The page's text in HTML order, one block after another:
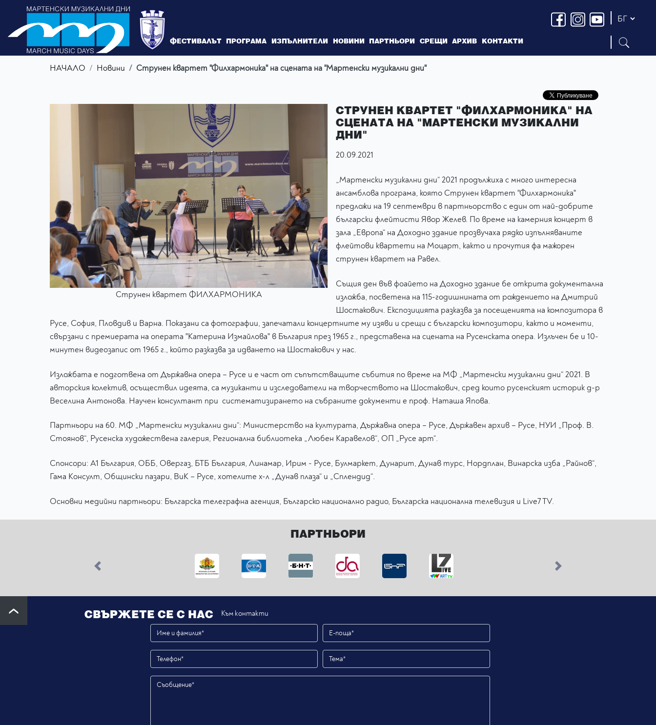
ФЕСТИВАЛЪТ ПРОГРАМА ИЗПЪЛНИТЕЛИ НОВИНИ ПАРТНЬОРИ СРЕЩИ АРХИВ КОНТАКТИ
НАЧАЛО Новини Струнен квартет "Филхармоника" на сцената на "Мартенски музикални дни"
Струнен квартет ФИЛХАРМОНИКА
СТРУНЕН КВАРТЕТ "ФИЛХАРМОНИКА" НА
СЦЕНАТА НА "МАРТЕНСКИ МУЗИКАЛНИ
ДНИ"
20.09.2021
„Мартенски музикални дни“ 2021 продължиха с много интересна
ансамблова програма, която Струнен квартет "Филхармоника"
предложи на 19 септември в партньорство с един от най-добрите
български флейтисти Явор Желев. По време на камерния концерт в
зала „Европа“ на Доходно здание прозвучаха рядко изпълняваните
флейтови квартети на Моцарт, както и прочутия фа мажорен
струнен квартет на Равел.
Същия ден във фоайето на Доходно здание бе открита документална
изложба, посветена на 115-годишнината от рождението на Дмитрий
Шостакович. Експозицията разказва за посещенията на композитора в
Русе, София, Пловдив и Варна. Показани са фотографии, запечатали концертните му изяви и срещи с български композитори, както и моменти,
свързани с премиерата на операта "Катерина Измайлова" в България през 1965 г., представена на сцената на Русенската опера. Излъчен бе и 10-
минутен видеозапис от 1965 г., който разказва за идването на Шостакович у нас.
Изложбата е подготвена от Държавна опера – Русе и е част от съпътстващите събития по време на МФ „Мартенски музикални дни“ 2021. В
авторския колектив, осъществил идеята, са музиканти и изследователи на творчеството на Шостакович, сред които русенският историк д-р
Веселина Антонова. Научен консултант при систематизирането на събраните документи е проф. Наташа Япова.
Партньори на 60. МФ „Мартенски музикални дни“: Министерство на културата, Държавна опера – Русе, Държавен архив – Русе, НУИ „Проф. В.
Стоянов“, Русенска художествена галерия, Регионална библиотека „Любен Каравелов“, ОП „Русе арт“.
Спонсори: А1 България, ОББ, Овергаз, БТБ България, Линамар, Ирим - Русе, Булмаркет, Дунарит, Дунав турс, Нордплан, Винарска изба „Райнов“,
Гама Консулт, Общински пазари, ВиК – Русе, хотелите х-л „Дунав плаза“ и „Сплендид“.
Основни медийни партньори: Българска телеграфна агенция, Българско национално радио, Българска национална телевизия и Live7 TV.
ПАРТНЬОРИ
Previous Next
СВЪРЖЕТЕ СЕ С НАС Към контакти